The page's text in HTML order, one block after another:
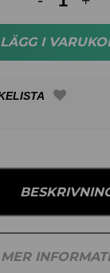
LÄGG I
MER